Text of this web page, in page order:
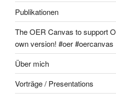
Publikationen
The OER Canvas to support
own version! #oer #oercanvas
Über mich
Vorträge / Presentations